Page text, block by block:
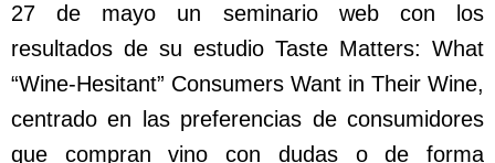
27 de mayo un seminario web con los
resultados de su estudio Taste Matters: What
“Wine-Hesitant” Consumers Want in Their Wine,
centrado en las preferencias de consumidores
que compran vino con dudas o de forma